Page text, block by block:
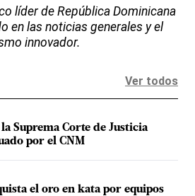
líder de República Dominicana
en las noticias generales y el
innovador.
Ver todos
Suprema Corte de Justicia
por el CNM
el oro en kata por equipos